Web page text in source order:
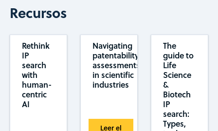
Recursos
Rethink
IP
search
with
human-
centric
AI
Navigating
patentability
assessments
in scientific
industries
Leer el
The
guide to
Life
Science
&
Biotech
IP
search:
Types,